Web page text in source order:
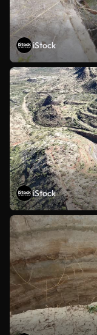
iStock
iStock